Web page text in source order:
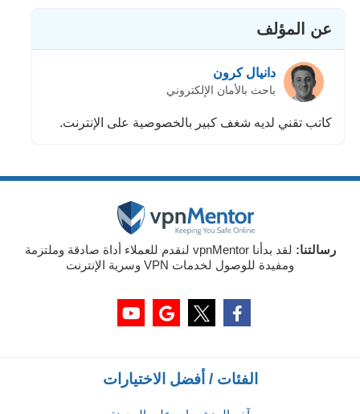
عن المؤلف
دانيال كرون
باحث بالأمان الإلكتروني
كاتب تقني لديه شغف كبير بالخصوصية على الإنترنت.
رسالتنا:
لقد بدأنا vpnMentor لنقدم للعملاء أداة صادقة وملتزمة
ومفيدة للوصول لخدمات VPN وسرية الإنترنت
الفئات / أفضل الاختيارات